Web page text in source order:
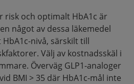
risk och optimalt HbA1c är
något av dessa läkemedel
nivå, särskilt till
Välj av kostnadsskäl i
Överväg GLP1-analoger
BMI > 35 där HbA1c-mål inte